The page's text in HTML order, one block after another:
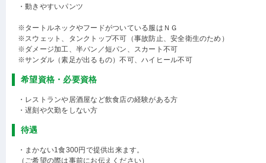
・動きやすいパンツ
※タートルネックやフードがついている服はＮＧ
※スウェット、タンクトップ不可（事故防止、安全衛生のため）
※ダメージ加工、半パン／短パン、スカート不可
※サンダル（素足が出るもの）不可、ハイヒール不可
希望資格・必要資格
・レストランや居酒屋など飲食店の経験がある方
・遅刻や欠勤をしない方
待遇
・まかない1食300円で提供出来ます。
（ご希望の際は事前にお伝えください）